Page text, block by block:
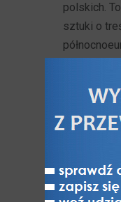
polskich.
sztuki o
w skali
miejskiej
państwa,